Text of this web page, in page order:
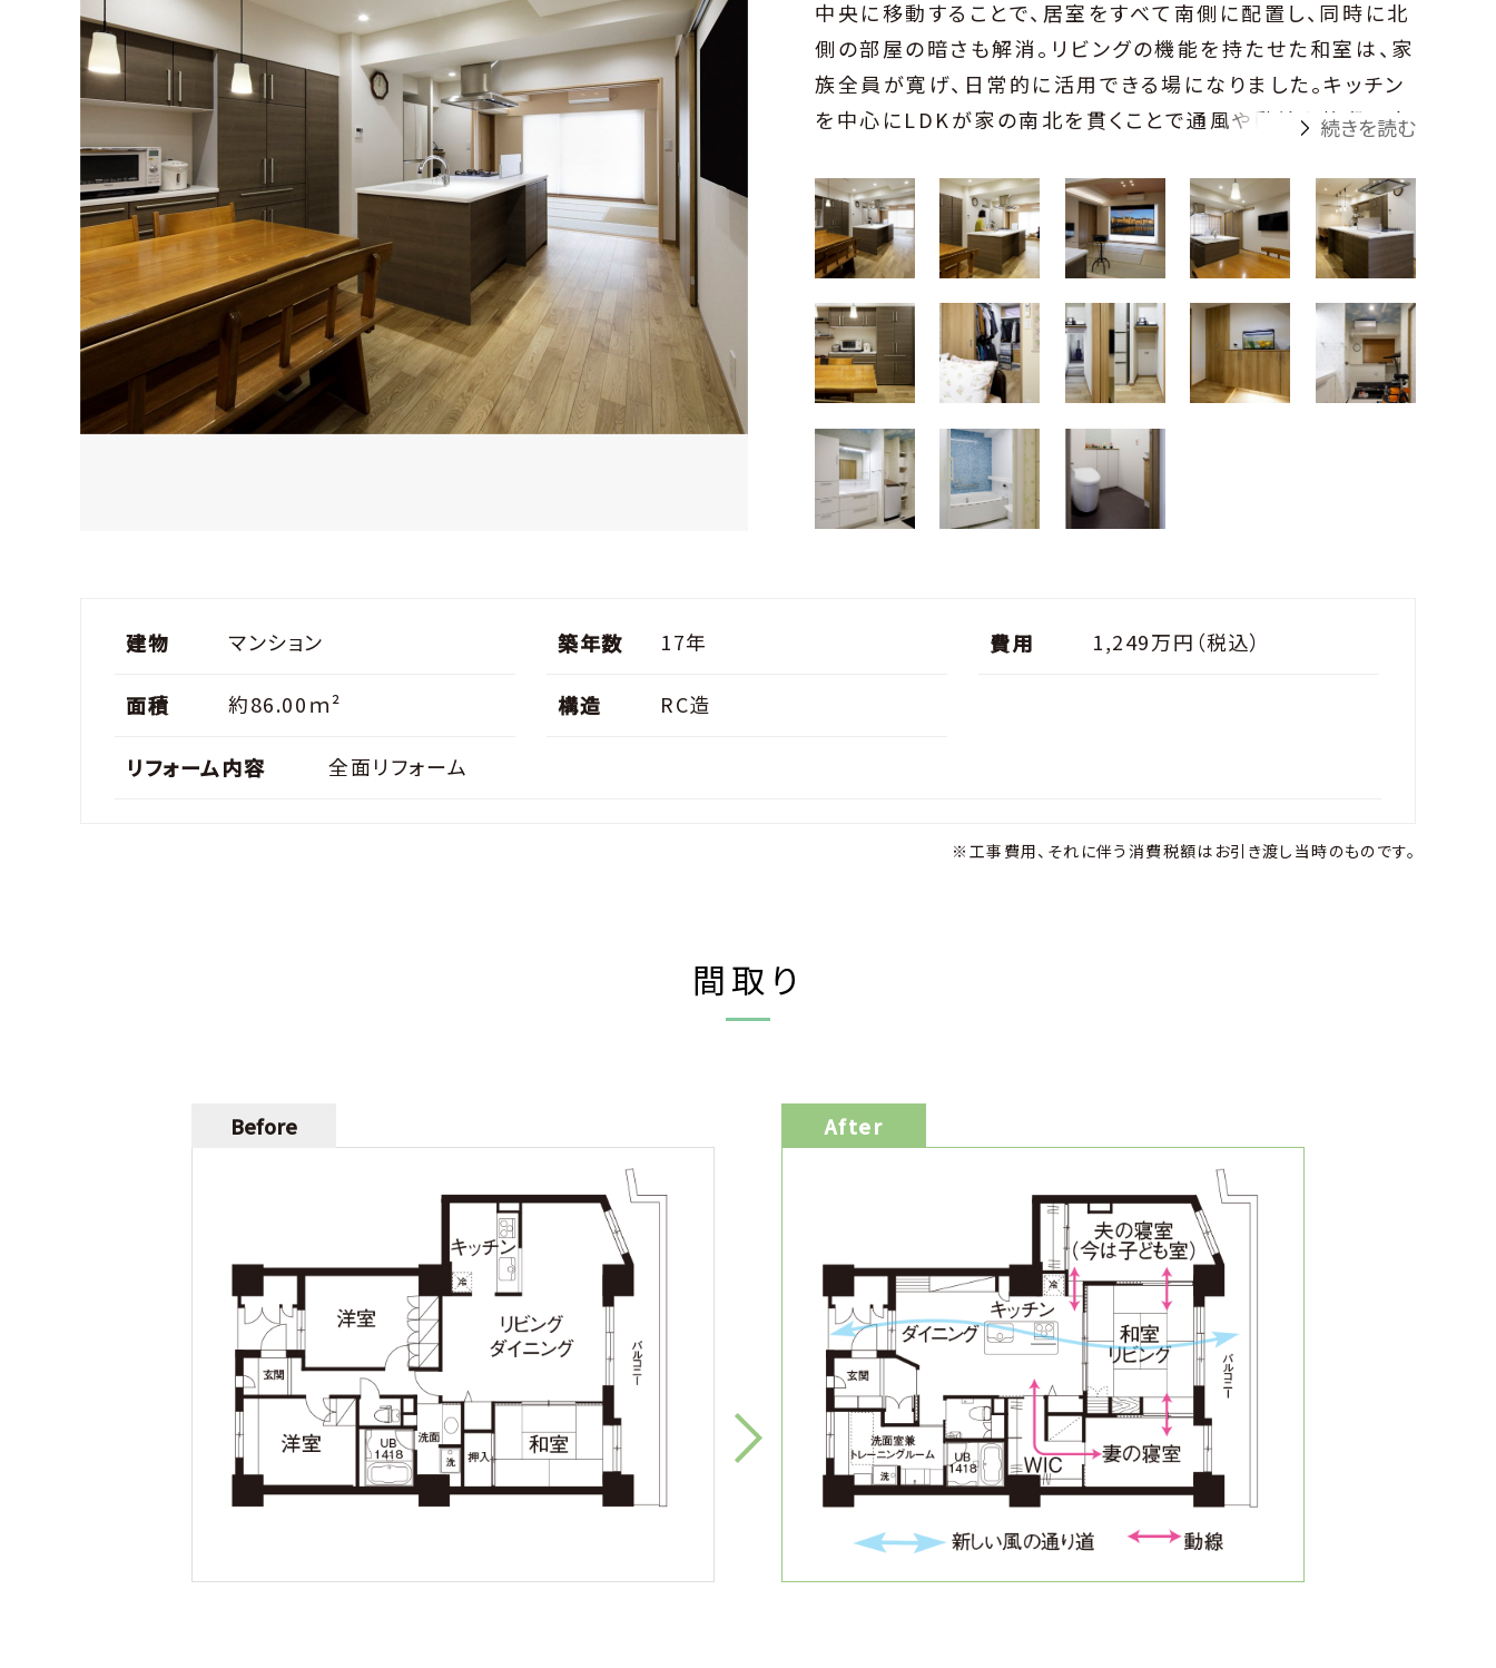
中央に移動することで、居室をすべて南側に配置し、同時に北
側の部屋の暗さも解消。リビングの機能を持たせた和室は、家
族全員が寛げ、日常的に活用できる場になりました。キッチン
を中心にLDKが家の南北を貫くことで通風や動線も格段に向
で自然にアクティブになれる暮らしを満喫しています。
続きを読む
建物 マンション 築年数 17年 費用 1,249万円（税込）
面積 約86.00ｍ² 構造 RC造
リフォーム内容 全面リフォーム
※工事費用、それに伴う消費税額はお引き渡し当時のものです。
間取り